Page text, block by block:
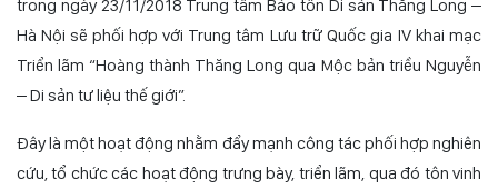
trong ngày 23/11/2018 Trung tâm Bảo tồn Di sản Thăng Long –
Hà Nội sẽ phối hợp với Trung tâm Lưu trữ Quốc gia IV khai mạc
Triển lãm “Hoàng thành Thăng Long qua Mộc bản triều Nguyễn
– Di sản tư liệu thế giới”.
Đây là một hoạt động nhằm đẩy mạnh công tác phối hợp nghiên
cứu, tổ chức các hoạt động trưng bày, triển lãm, qua đó tôn vinh